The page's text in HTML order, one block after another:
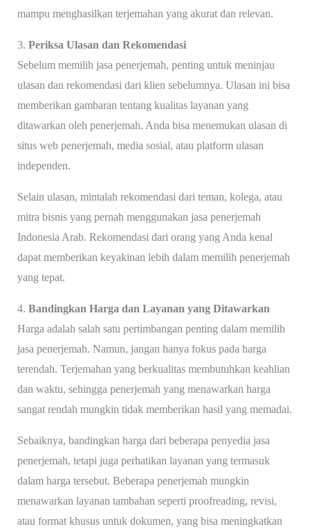
mampu menghasilkan terjemahan yang akurat dan relevan.
3. Periksa Ulasan dan Rekomendasi
Sebelum memilih jasa penerjemah, penting untuk meninjau
ulasan dan rekomendasi dari klien sebelumnya. Ulasan ini bisa
memberikan gambaran tentang kualitas layanan yang
ditawarkan oleh penerjemah. Anda bisa menemukan ulasan di
situs web penerjemah, media sosial, atau platform ulasan
independen.
Selain ulasan, mintalah rekomendasi dari teman, kolega, atau
mitra bisnis yang pernah menggunakan jasa penerjemah
Indonesia Arab. Rekomendasi dari orang yang Anda kenal
dapat memberikan keyakinan lebih dalam memilih penerjemah
yang tepat.
4. Bandingkan Harga dan Layanan yang Ditawarkan
Harga adalah salah satu pertimbangan penting dalam memilih
jasa penerjemah. Namun, jangan hanya fokus pada harga
terendah. Terjemahan yang berkualitas membutuhkan keahlian
dan waktu, sehingga penerjemah yang menawarkan harga
sangat rendah mungkin tidak memberikan hasil yang memadai.
Sebaiknya, bandingkan harga dari beberapa penyedia jasa
penerjemah, tetapi juga perhatikan layanan yang termasuk
dalam harga tersebut. Beberapa penerjemah mungkin
menawarkan layanan tambahan seperti proofreading, revisi,
atau format khusus untuk dokumen, yang bisa meningkatkan